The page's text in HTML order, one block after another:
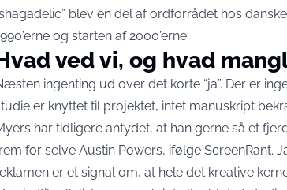
blev en del af ordforrådet hos
og starten af 2000’erne.
ved vi, og hvad
ingenting ud over det korte “ja”. Der er
er knyttet til projektet, intet manuskript
har tidligere antydet, at han gerne så et
for selve Austin Powers, ifølge ScreenRant.
er et signal om, at hele det kreative